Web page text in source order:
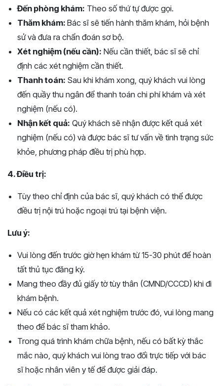
Đến phòng khám: Theo số thứ tự được gọi.
Thăm khám: Bác sĩ sẽ tiến hành thăm khám, hỏi bệnh
sử và đưa ra chẩn đoán sơ bộ.
Xét nghiệm (nếu cần): Nếu cần thiết, bác sĩ sẽ chỉ
định các xét nghiệm cần thiết.
Thanh toán: Sau khi khám xong, quý khách vui lòng
đến quầy thu ngân để thanh toán chi phí khám và xét
nghiệm (nếu có).
Nhận kết quả: Quý khách sẽ nhận được kết quả xét
nghiệm (nếu có) và được bác sĩ tư vấn về tình trạng sức
khỏe, phương pháp điều trị phù hợp.
4. Điều trị:
Tùy theo chỉ định của bác sĩ, quý khách có thể được
điều trị nội trú hoặc ngoại trú tại bệnh viện.
Lưu ý:
Vui lòng đến trước giờ hẹn khám từ 15-30 phút để hoàn
tất thủ tục đăng ký.
Mang theo đầy đủ giấy tờ tùy thân (CMND/CCCD) khi đi
khám bệnh.
Nếu có các kết quả xét nghiệm trước đó, vui lòng mang
theo để bác sĩ tham khảo.
Trong quá trình khám chữa bệnh, nếu có bất kỳ thắc
mắc nào, quý khách vui lòng trao đổi trực tiếp với bác
sĩ hoặc nhân viên y tế để được giải đáp.